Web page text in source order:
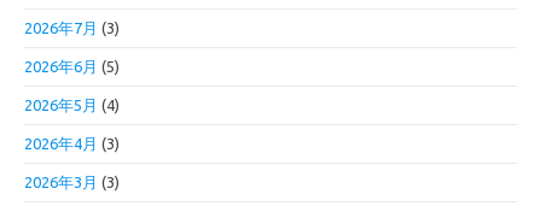
2026年7月 (3)
2026年6月 (5)
2026年5月 (4)
2026年4月 (3)
2026年3月 (3)